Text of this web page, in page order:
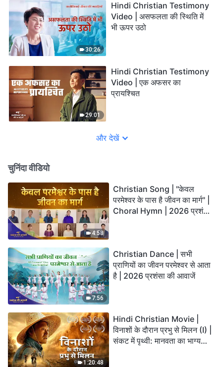
30:26
Hindi Christian Testimony
Video | असफलता की स्थिति में
भी ऊपर उठो
29:01
Hindi Christian Testimony
Video | एक अफसर का
प्रायश्चित
और देखें
चुनिंदा वीडियो
4:58
Christian Song | "केवल
परमेश्वर के पास है जीवन का मार्ग" |
Choral Hymn | 2026 प्रशंसा
7:56
Christian Dance | सभी
प्राणियों का जीवन परमेश्वर से आता
है | 2026 प्रशंसा की आवाजें
1:20:48
Hindi Christian Movie |
विनाशों के दौरान प्रभु से मिलन (I) |
संकट में पृथ्वी: मानवता का भाग्य